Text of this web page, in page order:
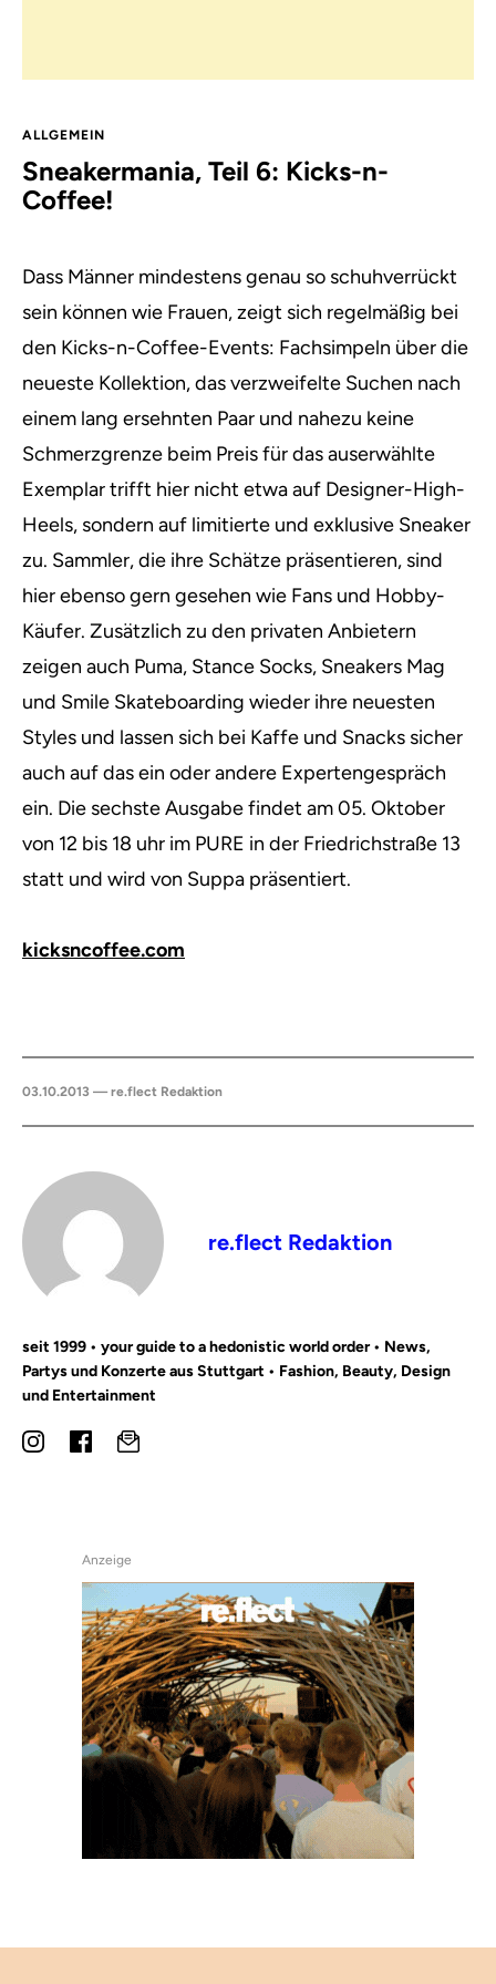
ALLGEMEIN
Sneakermania, Teil 6: Kicks-n-
Coffee!
Dass Männer mindestens genau so schuhverrückt
sein können wie Frauen, zeigt sich regelmäßig bei
den Kicks-n-Coffee-Events: Fachsimpeln über die
neueste Kollektion, das verzweifelte Suchen nach
einem lang ersehnten Paar und nahezu keine
Schmerzgrenze beim Preis für das auserwählte
Exemplar trifft hier nicht etwa auf Designer-High-
Heels, sondern auf limitierte und exklusive Sneaker
zu. Sammler, die ihre Schätze präsentieren, sind
hier ebenso gern gesehen wie Fans und Hobby-
Käufer. Zusätzlich zu den privaten Anbietern
zeigen auch Puma, Stance Socks, Sneakers Mag
und Smile Skateboarding wieder ihre neuesten
Styles und lassen sich bei Kaffe und Snacks sicher
auch auf das ein oder andere Expertengespräch
ein. Die sechste Ausgabe findet am 05. Oktober
von 12 bis 18 uhr im PURE in der Friedrichstraße 13
statt und wird von Suppa präsentiert.
kicksncoffee.com
03.10.2013 — re.flect Redaktion
re.flect Redaktion
seit 1999 • your guide to a hedonistic world order • News,
Partys und Konzerte aus Stuttgart • Fashion, Beauty, Design
und Entertainment
Anzeige